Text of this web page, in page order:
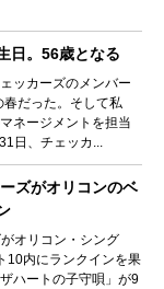
日。56歳となる
ッカーズのメンバー
だった。そして私
ネージメントを担当
日、チェッカ...
ズがオリコンのベ
オリコン・シング
10内にランクインを果
ハートの子守唄」が9